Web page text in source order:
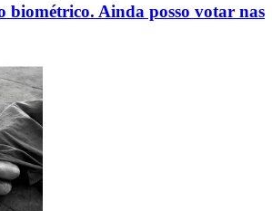
biométrico. Ainda posso votar nas